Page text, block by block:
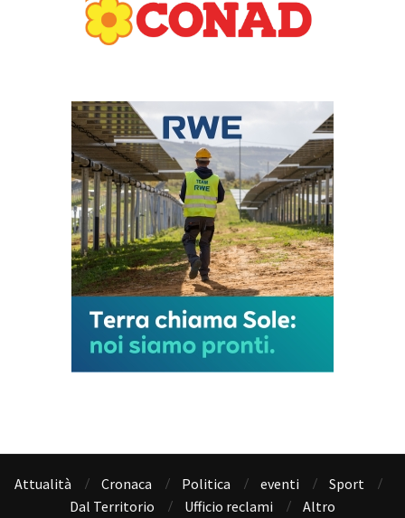
Attualità Cronaca Politica eventi
Sport
Dal Territorio
Ufficio reclami Altro